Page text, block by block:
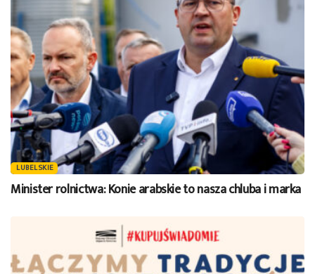
LUBELSKIE
Minister rolnictwa: Konie arabskie to nasza chluba i marka